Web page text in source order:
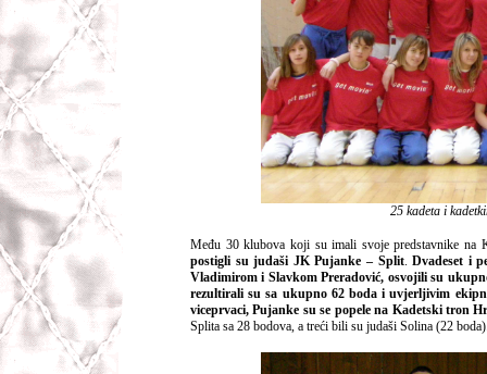
25 kadeta i
Među 30 klubova koji su imali svoje predstavnike na
postigli su judaši JK Pujanke – Split.Dvadeset i
Vladimirom i Slavkom Preradović, osvojili su
rezultirali su sa ukupno 62 boda i uvjerljivim
viceprvaci, Pujanke su se popele na Kadetski tron
Splita sa 28 bodova, a treći bili su judaši Solina (22